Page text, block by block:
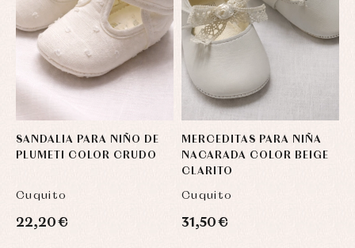
SANDALIA PARA NIÑO DE
PLUMETI COLOR CRUDO
Cuquito
22,20 €
MERCEDITAS PARA NIÑA
NACARADA COLOR BEIGE
CLARITO
Cuquito
31,50 €